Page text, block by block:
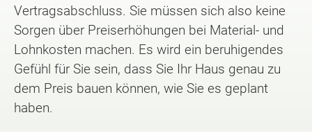
Vertragsabschluss. Sie müssen sich also keine
Sorgen über Preiserhöhungen bei Material- und
Lohnkosten machen. Es wird ein beruhigendes
Gefühl für Sie sein, dass Sie Ihr Haus genau zu
dem Preis bauen können, wie Sie es geplant
haben.